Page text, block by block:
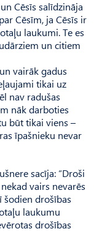
Cēsīs salīdzināja
Cēsīm, ja Cēsīs ir
laukumi. Te es
un citiem
vairāk gadus
tikai uz
nav radušas
nāk darboties
būt tikai viens –
īpašnieku nevar
sacīja: “Droši
vairs nevarēs
šodien drošības
laukumu
drošības